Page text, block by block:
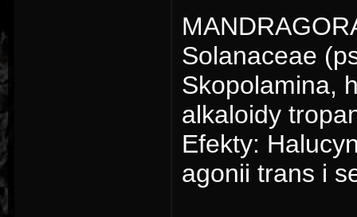
Solanaceae
Skopolamina,
alkaloidy
Efekty:
agonii trans i